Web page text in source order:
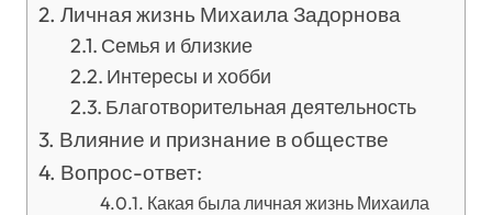
Личная жизнь Михаила Задорнова
Семья и близкие
Интересы и хобби
Благотворительная деятельность
Влияние и признание в обществе
Вопрос-ответ:
Какая была личная жизнь Михаила